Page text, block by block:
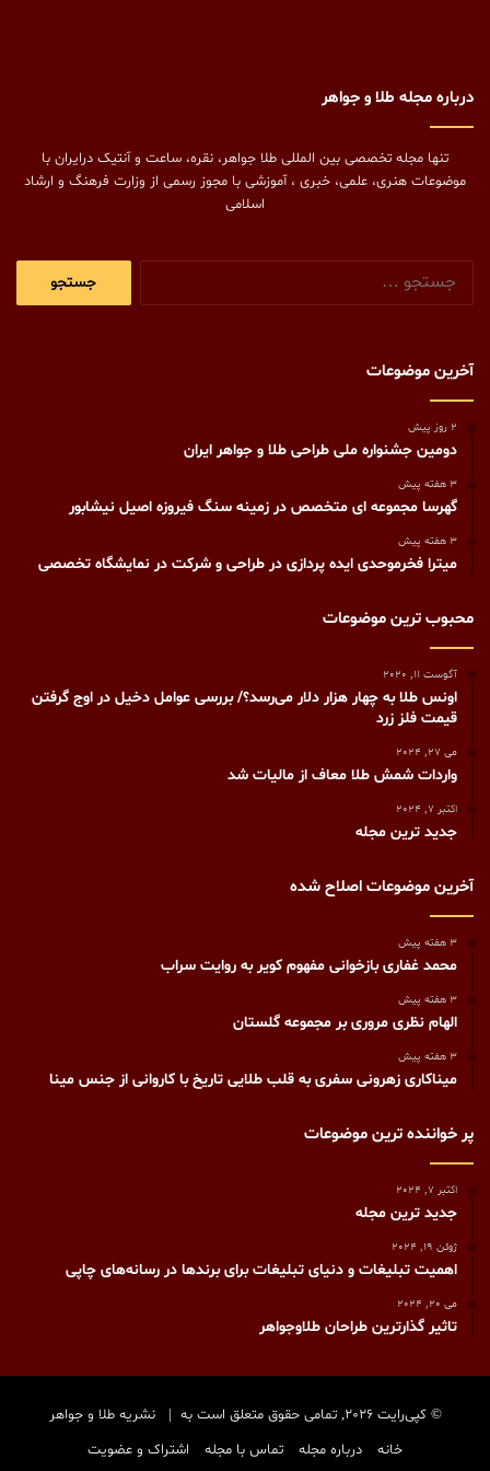
درباره مجله طلا و جواهر
تنها مجله تخصصی بین المللی طلا جواهر، نقره، ساعت و آنتیک درایران با
موضوعات هنری، علمی، خبری ، آموزشی با مجوز رسمی از وزارت فرهنگ و ارشاد
اسلامی
آخرین موضوعات
2 روز پیش
دومین جشنواره ملی طراحی طلا و جواهر ایران
3 هفته پیش
گهرسا مجموعه ای متخصص در زمینه سنگ فیروزه اصیل نیشابور
3 هفته پیش
میترا فخرموحدی ایده پردازی در طراحی و شرکت در نمایشگاه تخصصی
محبوب ترین موضوعات
آگوست 11, 2020
اونس طلا به چهار هزار دلار می‌رسد؟/ بررسی عوامل دخیل در اوج گرفتن
قیمت فلز زرد
می 27, 2024
واردات شمش طلا معاف از مالیات شد
اکتبر 7, 2024
جدید ترین مجله
آخرین موضوعات اصلاح شده
3 هفته پیش
محمد غفاری بازخوانی مفهوم کویر به روایت سراب
3 هفته پیش
الهام نظری مروری بر مجموعه گلستان
3 هفته پیش
میناکاری زهرونی سفری به قلب طلایی تاریخ با کاروانی از جنس مینا
پر خواننده ترین موضوعات
اکتبر 7, 2024
جدید ترین مجله
ژوئن 19, 2024
اهمیت تبلیغات و دنیای تبلیغات برای برندها در رسانه‌های چاپی
می 20, 2024
تاثیر گذارترین طراحان طلاوجواهر
© کپی‌رایت 2026, تمامی حقوق متعلق است به |
نشریه طلا و جواهر
خانه
درباره مجله تماس با مجله اشتراک و عضویت